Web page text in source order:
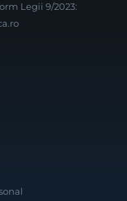
Legii 9/2023: